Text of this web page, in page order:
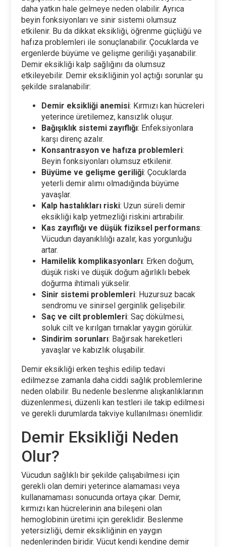
daha yatkın hale gelmeye neden olabilir. Ayrıca
beyin fonksiyonları ve sinir sistemi olumsuz
etkilenir. Bu da dikkat eksikliği, öğrenme güçlüğü ve
hafıza problemleri ile sonuçlanabilir. Çocuklarda ve
ergenlerde büyüme ve gelişme geriliği yaşanabilir.
Demir eksikliği kalp sağlığını da olumsuz
etkileyebilir. Demir eksikliğinin yol açtığı sorunlar şu
şekilde sıralanabilir:
Demir eksikliği anemisi: Kırmızı kan hücreleri
yeterince üretilemez, kansızlık oluşur.
Bağışıklık sistemi zayıflığı: Enfeksiyonlara
karşı direnç azalır.
Konsantrasyon ve hafıza problemleri:
Beyin fonksiyonları olumsuz etkilenir.
Büyüme ve gelişme geriliği: Çocuklarda
yeterli demir alımı olmadığında büyüme
yavaşlar.
Kalp hastalıkları riski: Uzun süreli demir
eksikliği kalp yetmezliği riskini artırabilir.
Kas zayıflığı ve düşük fiziksel performans:
Vücudun dayanıklılığı azalır, kas yorgunluğu
artar.
Hamilelik komplikasyonları: Erken doğum,
düşük riski ve düşük doğum ağırlıklı bebek
doğurma ihtimali yükselir.
Sinir sistemi problemleri: Huzursuz bacak
sendromu ve sinirsel gerginlik gelişebilir.
Saç ve cilt problemleri: Saç dökülmesi,
soluk cilt ve kırılgan tırnaklar yaygın görülür.
Sindirim sorunları: Bağırsak hareketleri
yavaşlar ve kabızlık oluşabilir.
Demir eksikliği erken teşhis edilip tedavi
edilmezse zamanla daha ciddi sağlık problemlerine
neden olabilir. Bu nedenle beslenme alışkanlıklarının
düzenlenmesi, düzenli kan testleri ile takip edilmesi
ve gerekli durumlarda takviye kullanılması önemlidir.
Demir Eksikliği Neden
Olur?
Vücudun sağlıklı bir şekilde çalışabilmesi için
gerekli olan demiri yeterince alamaması veya
kullanamaması sonucunda ortaya çıkar. Demir,
kırmızı kan hücrelerinin ana bileşeni olan
hemoglobinin üretimi için gereklidir. Beslenme
yetersizliği, demir eksikliğinin en yaygın
nedenlerinden biridir. Vücut kendi kendine demir